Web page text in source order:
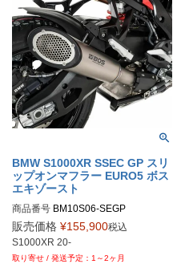
BMW S1000XR SSEC GP スリ
ップオンマフラー EURO5 ボス
エキゾースト
商品番号 BM10S06-SEGP
販売価格 ¥155,900税込
1～2ヶ月